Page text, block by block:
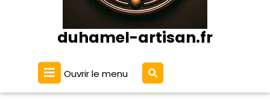
duhamel-artisan.fr
Ouvrir le menu Ouvrir
le
menu